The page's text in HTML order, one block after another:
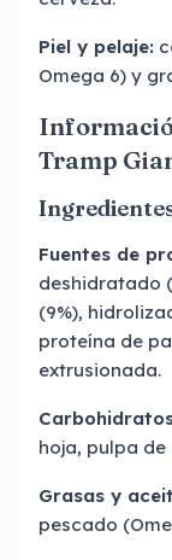
Piel y pelaje:
Omega 6) y
Tramp
Fuentes de
deshidratado
(9%),
proteína de
extrusionada.
hoja, pulpa
Grasas y
pescado